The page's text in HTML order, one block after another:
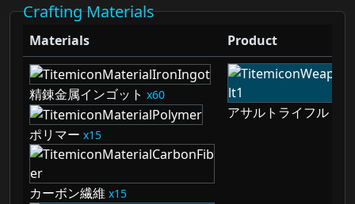
Crafting Materials
Materials Product
精錬金属インゴット 60
ポリマー 15
カーボン繊維 15
アサルトライフル